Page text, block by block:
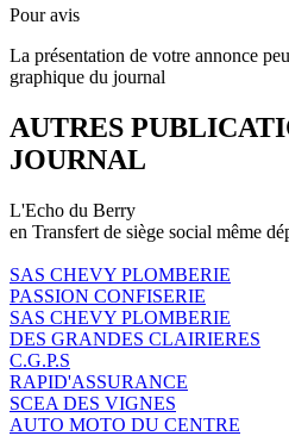
Pour avis
La présentation de votre annonce
graphique du journal
AUTRES
JOURNAL
L'Echo du Berry
en Transfert de siège social même
SAS CHEVY PLOMBERIE
PASSION CONFISERIE
SAS CHEVY PLOMBERIE
DES GRANDES CLAIRIERES
C.G.P.S
RAPID'ASSURANCE
SCEA DES VIGNES
AUTO MOTO DU CENTRE